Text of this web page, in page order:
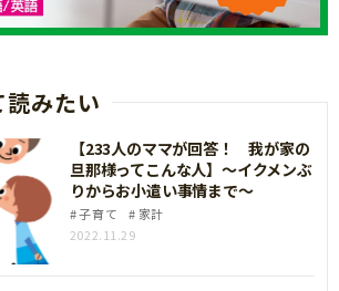
みたい
【233人のママが回答！ 我が家の
旦那様ってこんな人】～イクメンぶ
りからお小遣い事情まで～
子育て
家計
2022.11.29